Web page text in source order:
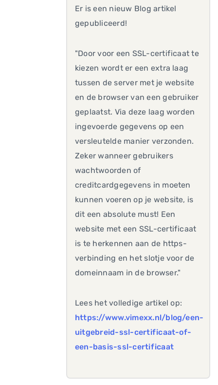
Er is een nieuw Blog artikel
gepubliceerd!
"Door voor een SSL-certificaat te
kiezen wordt er een extra laag
tussen de server met je website
en de browser van een gebruiker
geplaatst. Via deze laag worden
ingevoerde gegevens op een
versleutelde manier verzonden.
Zeker wanneer gebruikers
wachtwoorden of
creditcardgegevens in moeten
kunnen voeren op je website, is
dit een absolute must! Een
website met een SSL-certificaat
is te herkennen aan de https-
verbinding en het slotje voor de
domeinnaam in de browser."
Lees het volledige artikel op:
https://www.vimexx.nl/blog/een-
uitgebreid-ssl-certificaat-of-
een-basis-ssl-certificaat